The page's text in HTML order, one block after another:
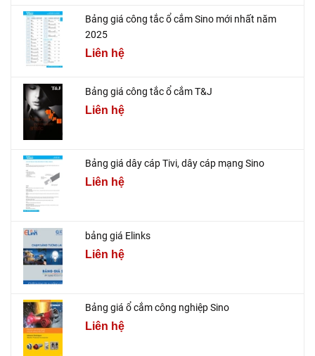
Bảng giá công tắc ổ cắm Sino mới nhất năm
2025
Liên hệ
Bảng giá công tắc ổ cắm T&J
Liên hệ
Bảng giá dây cáp Tivi, dây cáp mạng Sino
Liên hệ
bảng giá Elinks
Liên hệ
Bảng giá ổ cắm công nghiệp Sino
Liên hệ